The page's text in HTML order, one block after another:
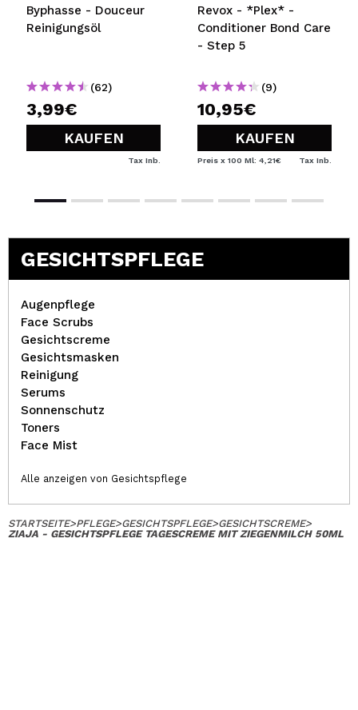
Byphasse - Douceur
Reinigungsöl
(62)
3,99€
KAUFEN
Tax Inb.
Revox - *Plex* -
Conditioner Bond Care
- Step 5
(9)
10,95€
KAUFEN
Preis x 100 Ml: 4,21€ Tax Inb.
GESICHTSPFLEGE
Augenpflege
Face Scrubs
Gesichtscreme
Gesichtsmasken
Reinigung
Serums
Sonnenschutz
Toners
Face Mist
Alle anzeigen von Gesichtspflege
STARTSEITE>PFLEGE>GESICHTSPFLEGE>GESICHTSCREME>
ZIAJA - GESICHTSPFLEGE TAGESCREME MIT ZIEGENMILCH 50ML